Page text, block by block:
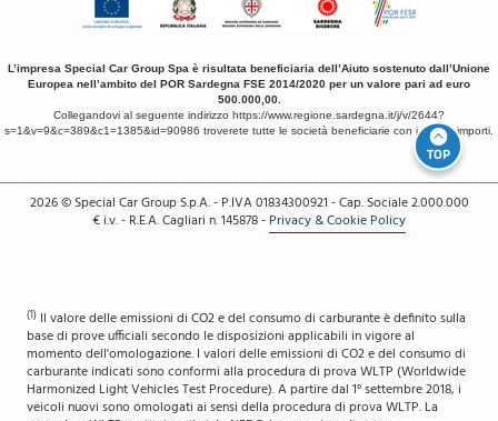
L’impresa Special Car Group Spa è risultata beneficiaria dell’Aiuto sostenuto dall’Unione
Europea nell’ambito del POR Sardegna FSE 2014/2020 per un valore pari ad euro
500.000,00.
Collegandovi al seguente indirizzo https://www.regione.sardegna.it/j/v/2644?
s=1&v=9&c=389&c1=1385&id=90986 troverete tutte le società beneficiarie con i relativi importi.
TOP
2026© Special Car Group S.p.A. - P.IVA 01834300921 - Cap. Sociale 2.000.000
€ i.v. - R.E.A. Cagliari n. 145878- Privacy & Cookie Policy
(1) Il valore delle emissioni di CO2 e del consumo di carburante è definito sulla
base di prove ufficiali secondo le disposizioni applicabili in vigore al
momento dell'omologazione. I valori delle emissioni di CO2 e del consumo di
carburante indicati sono conformi alla procedura di prova WLTP (Worldwide
Harmonized Light Vehicles Test Procedure). A partire dal 1° settembre 2018, i
veicoli nuovi sono omologati ai sensi della procedura di prova WLTP. La